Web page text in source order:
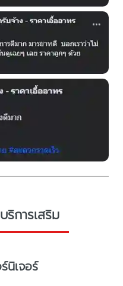
การเสริม
นิเจอร์